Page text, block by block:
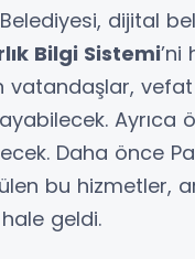
dijital
Bilgi Sistemi’ni
vatandaşlar,
Daha önce
bu hizmetler,
hale geldi.